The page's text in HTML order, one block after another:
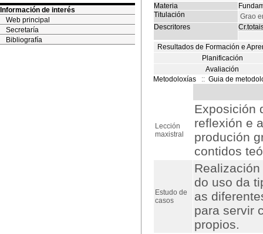
Información de interés
Web principal
Secretaría
Bibliografía
Materia
Titulación
Grao
Descritores
Resultados de Formación e
Planificación
Avaliación
Metodoloxías
:: Guia de
Lección
maxistral
Exposición
reflexión e
produción
contidos
Estudo de
casos
do uso da
as
para servir
propios.